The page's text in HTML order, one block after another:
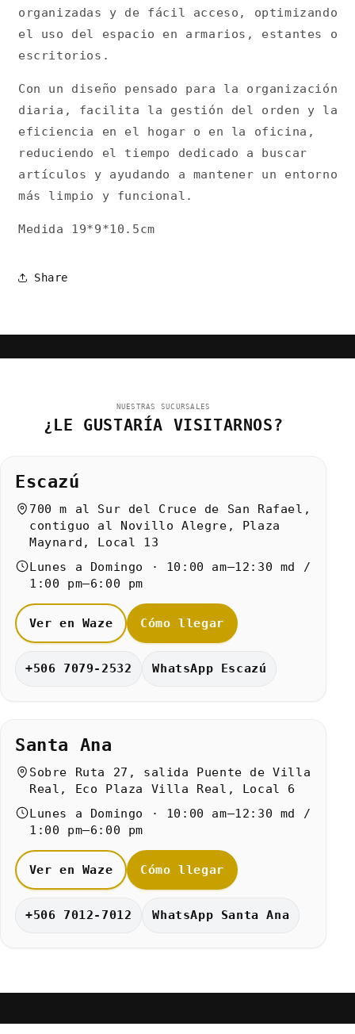
organizadas y de fácil acceso, optimizando
el uso del espacio en armarios, estantes o
escritorios.
Con un diseño pensado para la organización
diaria, facilita la gestión del orden y la
eficiencia en el hogar o en la oficina,
reduciendo el tiempo dedicado a buscar
artículos y ayudando a mantener un entorno
más limpio y funcional.
Medida 19*9*10.5cm
Share
NUESTRAS SUCURSALES
¿LE GUSTARÍA VISITARNOS?
Escazú
700 m al Sur del Cruce de San Rafael,
contiguo al Novillo Alegre, Plaza
Maynard, Local 13
Lunes a Domingo · 10:00 am–12:30 md /
1:00 pm–6:00 pm
Ver en Waze Cómo llegar
+506 7079-2532 WhatsApp Escazú
Santa Ana
Sobre Ruta 27, salida Puente de Villa
Real, Eco Plaza Villa Real, Local 6
Lunes a Domingo · 10:00 am–12:30 md /
1:00 pm–6:00 pm
Ver en Waze Cómo llegar
+506 7012-7012 WhatsApp Santa Ana